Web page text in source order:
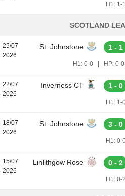
H1: 1-1
SCOTLAND
25/07
2026
St. Johnstone 1 - 1
H1: 0-0 HP: 0-0
22/07
2026
Inverness CT 1 - 0
H1: 1-
18/07
2026
St. Johnstone 3 - 0
H1: 0-
15/07
2026
Linlithgow Rose 0 - 2
H1: 0-2